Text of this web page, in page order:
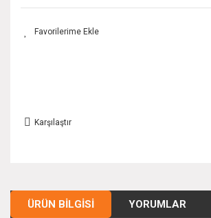
Karşılaştır
ÜRÜN BILGISI YORUMLAR